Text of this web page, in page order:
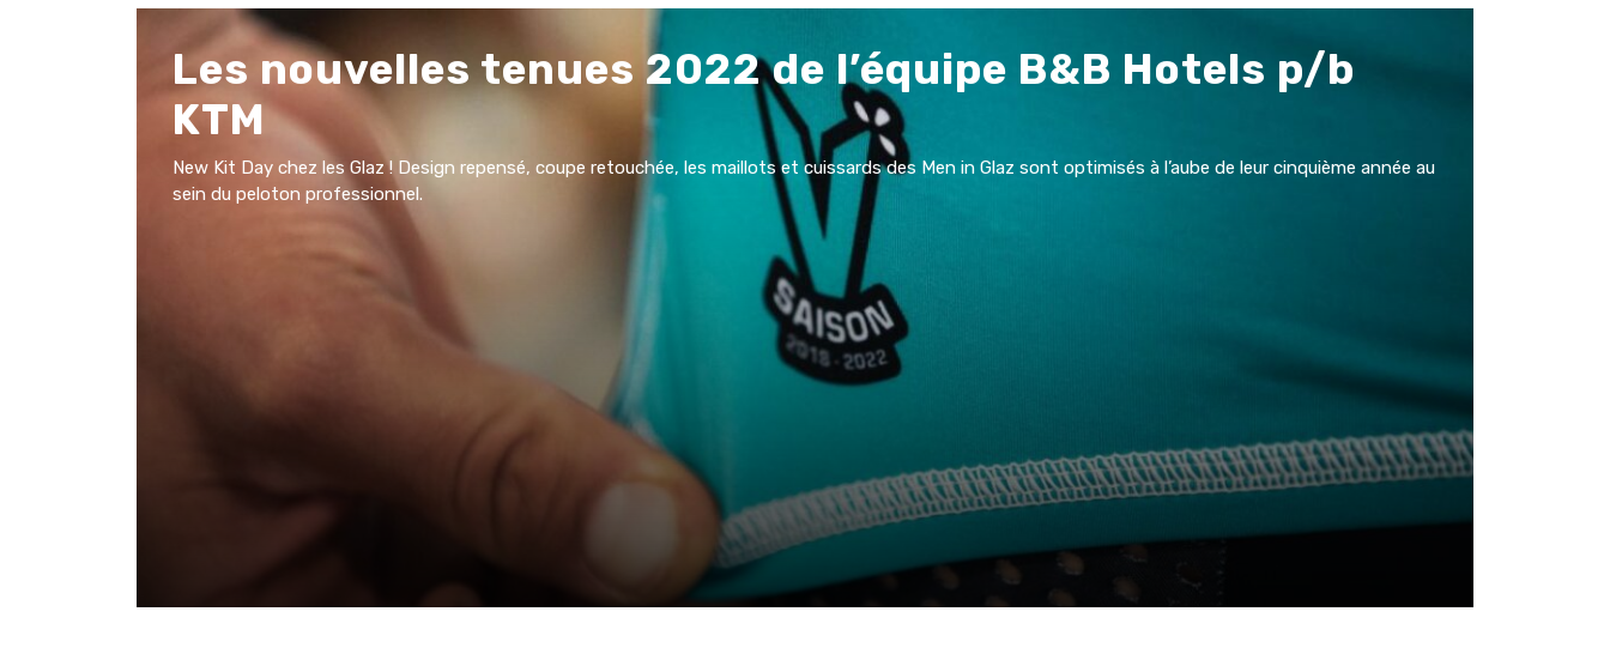
Les nouvelles tenues 2022 de l’équipe B&B Hotels p/b
KTM
New Kit Day chez les Glaz ! Design repensé, coupe retouchée, les maillots et cuissards des Men in Glaz sont optimisés à l’aube de leur cinquième année au
sein du peloton professionnel.